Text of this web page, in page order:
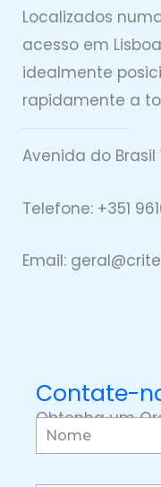
Localizados
acesso em
idealmente
rapidamente a
Avenida do Brasil
Telefone: +351
Email: geral@
Contate-
Obtenha um